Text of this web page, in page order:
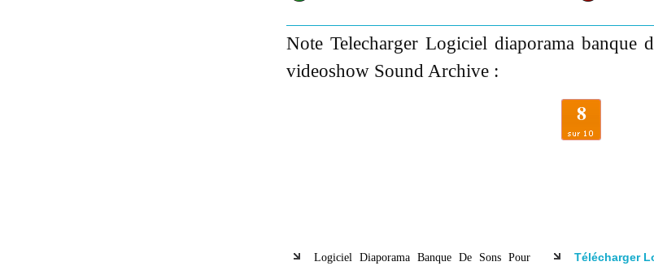
Note Telecharger Logiciel diaporama banque
videoshow Sound Archive :
8
Logiciel Diaporama Banque De Sons Pour
Télécharger